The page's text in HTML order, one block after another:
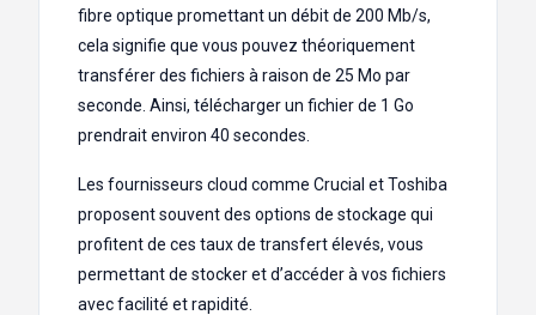
fibre optique promettant un débit de 200 Mb/s,
cela signifie que vous pouvez théoriquement
transférer des fichiers à raison de 25 Mo par
seconde. Ainsi, télécharger un fichier de 1 Go
prendrait environ 40 secondes.
Les fournisseurs cloud comme Crucial et Toshiba
proposent souvent des options de stockage qui
profitent de ces taux de transfert élevés, vous
permettant de stocker et d’accéder à vos fichiers
avec facilité et rapidité.